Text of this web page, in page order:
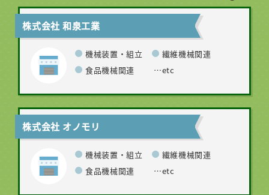
株式会社 和泉工業
機械装置・組立
繊維機械関連
食品機械関連
…etc
株式会社 オノモリ
機械装置・組立
繊維機械関連
食品機械関連
…etc